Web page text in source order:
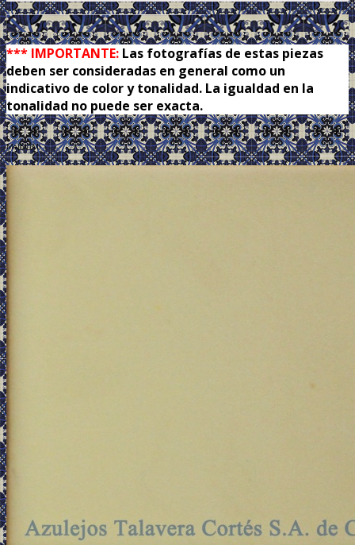
.
*** IMPORTANTE: Las fotografías de estas piezas
deben ser consideradas en general como un
indicativo de color y tonalidad. La igualdad en la
tonalidad no puede ser exacta.
Melon (M)